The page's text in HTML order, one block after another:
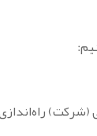
(شرکت)